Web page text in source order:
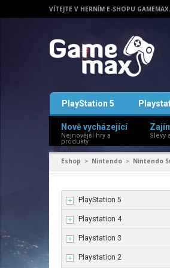
VÍTEJTE V HERNÍM E-SHOPU
PlayStation 5
Nově vycházející
Nejnovější hry a
produkty
Slevy
Eshop > Nintendo > Nintendo
PlayStation 5
Playstation 4
Playstation 3
Playstation 2